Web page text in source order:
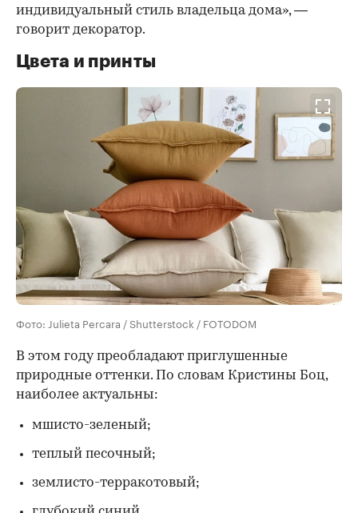
индивидуальный стиль владельца дома», —
говорит декоратор.
Цвета и принты
Фото: Julieta Percara / Shutterstock / FOTODOM
В этом году преобладают приглушенные
природные оттенки. По словам Кристины Боц,
наиболее актуальны:
мшисто-зеленый;
теплый песочный;
землисто-терракотовый;